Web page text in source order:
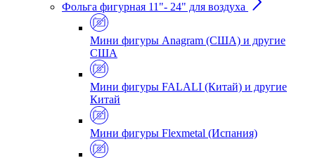
Фольга фигурная 11"- 24" для воздуха
Мини фигуры Anagram (США) и другие
США
Мини фигуры FALALI (Китай) и другие
Китай
Мини фигуры Flexmetal (Испания)